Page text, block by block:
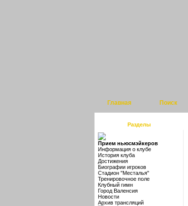
Главная Поиск
Разделы
Прием ньюсмэйкеров
Информация о клубе
История клуба
Достижения
Биографии игроков
Стадион "Месталья"
Тренировочное поле
Клубный гимн
Город Валенсия
Новости
Архив трансляций